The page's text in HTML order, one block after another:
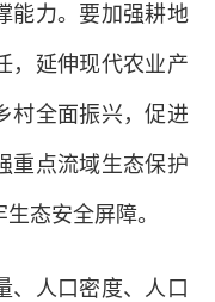
能力。要加强耕地
，延伸现代农业产
村全面振兴，促进
重点流域生态保护
态安全屏障。
人口密度、人口